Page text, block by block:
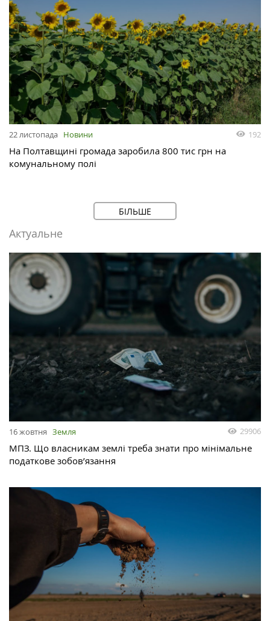
22 листопада Новини 192
На Полтавщині громада заробила 800 тис грн на
комунальному полі
БІЛЬШЕ
Актуальне
16 жовтня Земля 29906
МПЗ. Що власникам землі треба знати про мінімальне
податкове зобов’язання